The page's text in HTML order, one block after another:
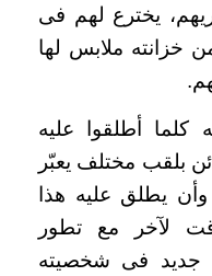
يخترع لهم فى
خزانته ملابس لها
كلما أطلقوا عليه
بلقب مختلف يعبّر
وأن يطلق عليه هذا
لآخر مع تطور
جديد فى شخصيته